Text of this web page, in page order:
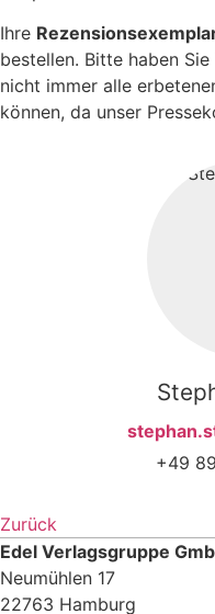
Ihre
bestellen. Bitte haben
nicht immer alle
können, da unser
+49
Zurück
Edel Verlagsgruppe
Neumühlen 17
22763 Hamburg